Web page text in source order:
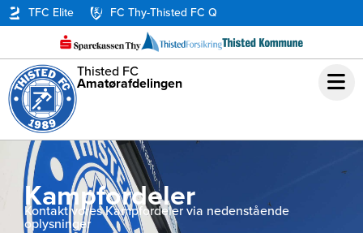
TFC Elite FC Thy-Thisted FC Q
Thisted FC
Amatørafdelingen
Kampfordeler
Kontakt vores Kampfordeler via nedenstående
oplysninger